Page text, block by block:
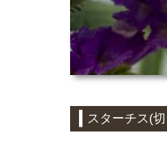
スターチス(